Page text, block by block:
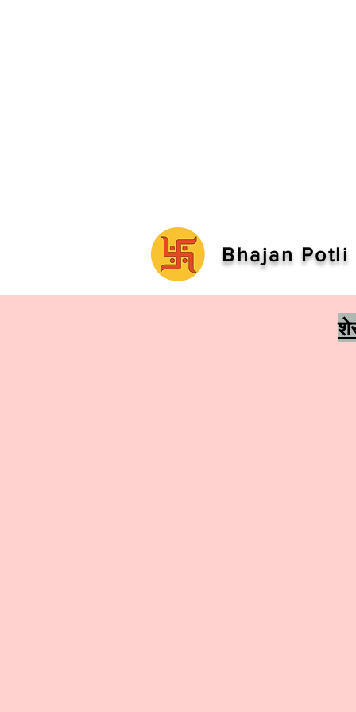
Bhajan Potli